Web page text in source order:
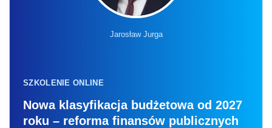
Jarosław Jurga
SZKOLENIE ONLINE
Nowa klasyfikacja budżetowa od 2027
roku – reforma finansów publicznych